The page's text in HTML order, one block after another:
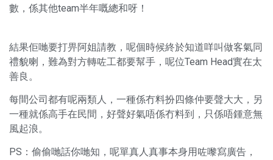
數，係其他team半年嘅總和呀！
結果佢哋要打畀阿姐請教，呢個時候終於知道咩叫做客氣同
禮貌喇，難為對方轉咗工都要幫手，呢位Team Head實在太
善良。
每間公司都有呢兩類人，一種係冇料扮四條仲要聲大大，另
一種就係高手在民間，好聲好氣唔係冇料到，只係唔鍾意無
風起浪。
PS：偷偷哋話你哋知，呢單真人真事本身用咗嚟寫廣告，